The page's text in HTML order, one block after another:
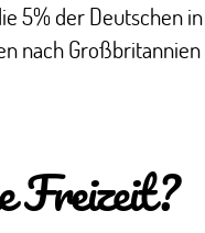
5% der Deutschen
nach Großbritannien
Freizeit?